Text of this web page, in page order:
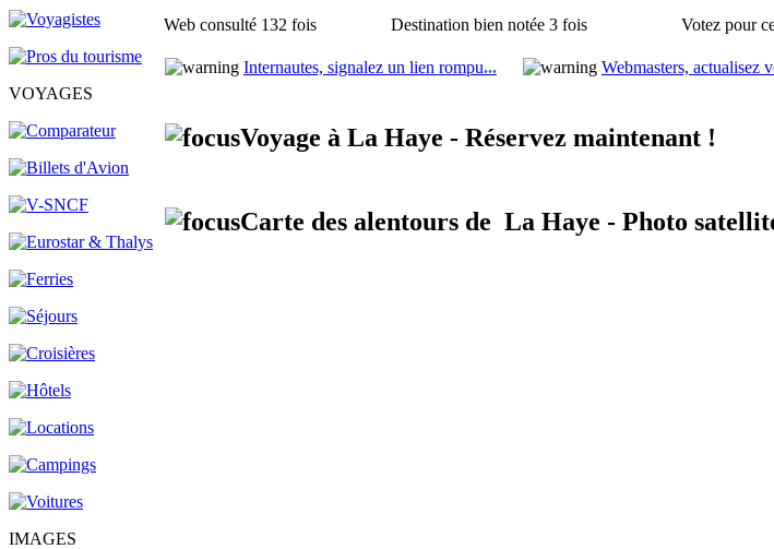
VOYAGES
IMAGES
Web consulté 132 fois Destination bien notée 3 fois Votez pour
Internautes, signalez un lien rompu... Webmasters, actualisez
Voyage à La Haye - Réservez maintenant !
Carte des alentours de La Haye - Photo